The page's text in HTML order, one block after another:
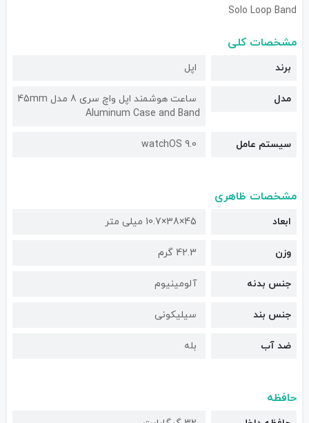
Solo Loop Band
مشخصات کلی
برند اپل
مدل
ساعت هوشمند اپل واچ سری 8 مدل 45mm
Aluminum Case and Band
سیستم عامل watchOS 9.0
مشخصات ظاهری
ابعاد 45×38×10.7 میلی متر
وزن 42.3 گرم
جنس بدنه آلومینیوم
جنس بند سیلیکونی
ضد آب بله
حافظه